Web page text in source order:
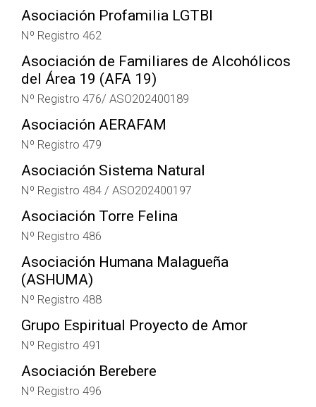
Asociación Profamilia LGTBI
Nº Registro 462
Asociación de Familiares de Alcohólicos
del Área 19 (AFA 19)
Nº Registro 476/ ASO202400189
Asociación AERAFAM
Nº Registro 479
Asociación Sistema Natural
Nº Registro 484 / ASO202400197
Asociación Torre Felina
Nº Registro 486
Asociación Humana Malagueña
(ASHUMA)
Nº Registro 488
Grupo Espiritual Proyecto de Amor
Nº Registro 491
Asociación Berebere
Nº Registro 496